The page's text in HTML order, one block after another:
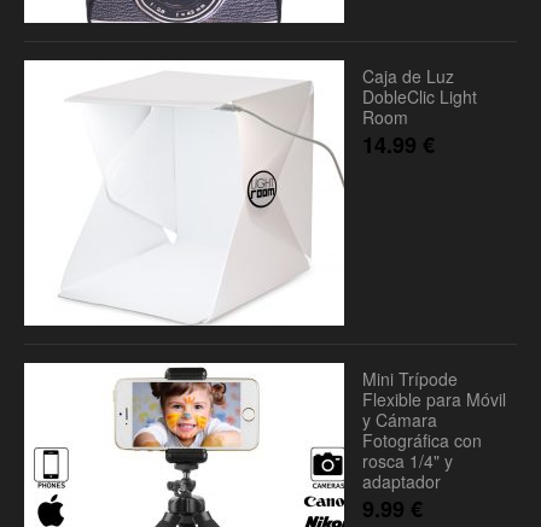
Caja de Luz
DobleClic Light
Room
14.99 €
Mini Trípode
Flexible para Móvil
y Cámara
Fotográfica con
rosca 1/4" y
adaptador
9.99 €